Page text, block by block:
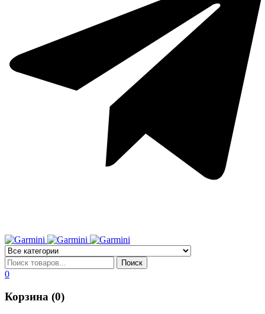
0
Корзина (0)